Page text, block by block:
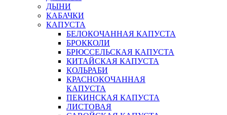
ДЫНИ
КАБАЧКИ
КАПУСТА
БЕЛОКОЧАННАЯ КАПУСТА
БРОККОЛИ
БРЮССЕЛЬСКАЯ КАПУСТА
КИТАЙСКАЯ КАПУСТА
КОЛЬРАБИ
КРАСНОКОЧАННАЯ
КАПУСТА
ПЕКИНСКАЯ КАПУСТА
ЛИСТОВАЯ